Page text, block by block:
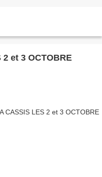
2 et 3 OCTOBRE